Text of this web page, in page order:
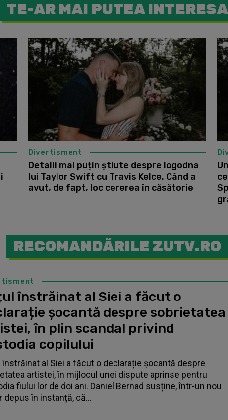
TE-AR MAI PUTEA INTERESA
Taylor
Divertisment
Detalii mai puțin știute despre logodna
lui Taylor Swift cu Travis Kelce. Când a
avut, de fapt, loc cererea în căsătorie
RECOMANDĂRILE ZUTV.RO
înstrăinat al Siei a făcut o
șocantă despre sobrietatea
în plin scandal privind
copilului
înstrăinat al Siei a făcut o declarație șocantă despre
artistei, în mijlocul unei dispute aprinse pentru
fiului lor de doi ani. Daniel Bernad susține, într-un nou
depus în instanță, că...